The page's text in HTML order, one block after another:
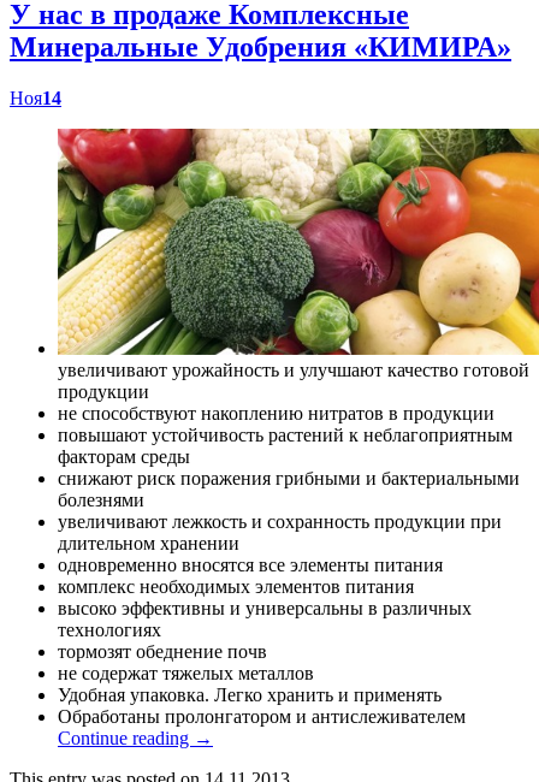
У нас в продаже Комплексные
Минеральные Удобрения «КИМИРА»
Ноя14
увеличивают урожайность и улучшают качество готовой
продукции
не способствуют накоплению нитратов в продукции
повышают устойчивость растений к неблагоприятным
факторам среды
снижают риск поражения грибными и бактериальными
болезнями
увеличивают лежкость и сохранность продукции при
длительном хранении
одновременно вносятся все элементы питания
комплекс необходимых элементов питания
высоко эффективны и универсальны в различных
технологиях
тормозят обеднение почв
не содержат тяжелых металлов
Удобная упаковка. Легко хранить и применять
Обработаны пролонгатором и антислеживателем
Continue reading →